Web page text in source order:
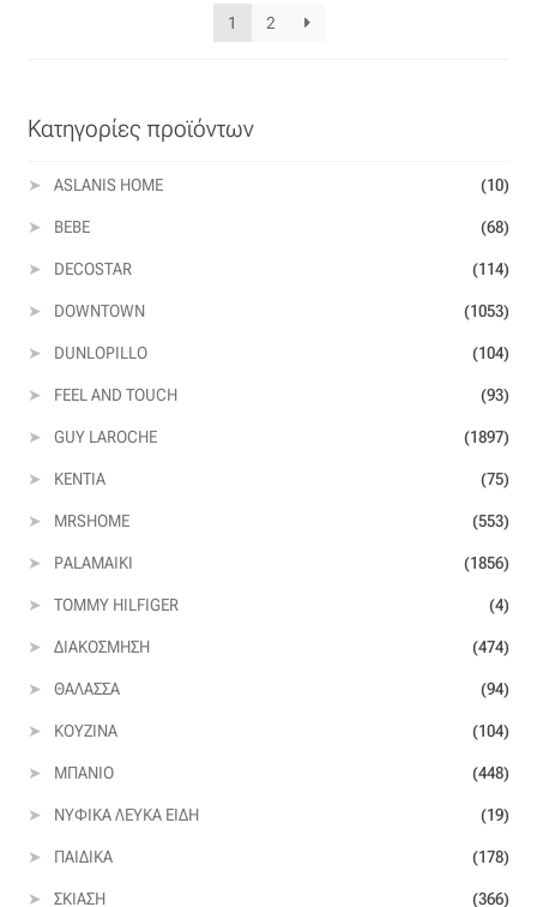
1
2
Κατηγορίες προϊόντων
ASLANIS HOME (10)
BEBE (68)
DECOSTAR (114)
DOWNTOWN (1053)
DUNLOPILLO (104)
FEEL AND TOUCH (93)
GUY LAROCHE (1897)
KENTIA (75)
MRSHOME (553)
PALAMAIKI (1856)
TOMMY HILFIGER (4)
ΔΙΑΚΌΣΜΗΣΗ (474)
ΘΆΛΑΣΣΑ (94)
ΚΟΥΖΊΝΑ (104)
ΜΠΆΝΙΟ (448)
ΝΥΦΙΚΆ ΛΕΥΚΆ ΕΊΔΗ (19)
ΠΑΙΔΙΚΆ (178)
ΣΚΊΑΣΗ (366)